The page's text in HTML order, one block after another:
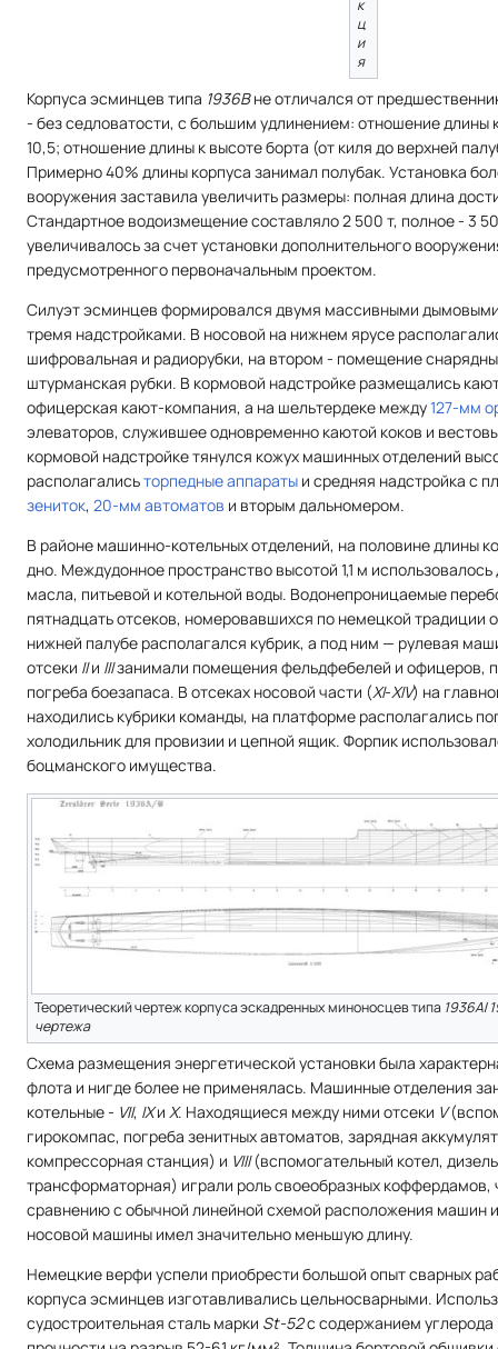
к
ц
и
я
Корпуса эсминцев типа 1936Bне отличался от
- без седловатости, с большим удлинением: отношение длины
10,5; отношение длины к высоте борта (от киля до верхней
Примерно 40% длины корпуса занимал полубак. Установка
вооружения заставила увеличить размеры: полная длина
Стандартное водоизмещение составляло 2 500 т, полное - 3
увеличивалось за счет установки дополнительного
предусмотренного первоначальным проектом.
Силуэт эсминцев формировался двумя массивными
тремя надстройками. В носовой на нижнем ярусе
шифровальная и радиорубки, на втором - помещение
штурманская рубки. В кормовой надстройке размещались
офицерская кают-компания, а на шельтердеке между127-мм
элеваторов, служившее одновременно каютой коков и
кормовой надстройке тянулся кожух машинных отделений
располагалисьторпедные аппараты и средняя надстройка с
зениток, 20-мм автоматов и вторым дальномером.
В районе машинно-котельных отделений, на половине длины
дно. Междудонное пространство высотой 1,1 м
масла, питьевой и котельной воды. Водонепроницаемые
пятнадцать отсеков, номеровавшихся по немецкой традиции
нижней палубе располагался кубрик, а под ним — рулевая
отсеки IIи IIIзанимали помещения фельдфебелей и офицеров,
погреба боезапаса. В отсеках носовой части (XI-XIV) на
находились кубрики команды, на платформе располагались
холодильник для провизии и цепной ящик. Форпик
боцманского имущества.
Теоретический чертеж корпуса эскадренных миноносцев типа 1936A/
чертежа
Схема размещения энергетической установки была
флота и нигде более не применялась. Машинные отделения
котельные - VII, IXи X. Находящиеся между ними отсеки V
гирокомпас, погреба зенитных автоматов, зарядная
компрессорная станция) и VIII(вспомогательный котел,
трансформаторная) играли роль своеобразных коффердамов,
сравнению с обычной линейной схемой расположения машин
носовой машины имел значительно меньшую длину.
Немецкие верфи успели приобрести большой опыт сварных
корпуса эсминцев изготавливались цельносварными.
судостроительная сталь марки St-52с содержанием